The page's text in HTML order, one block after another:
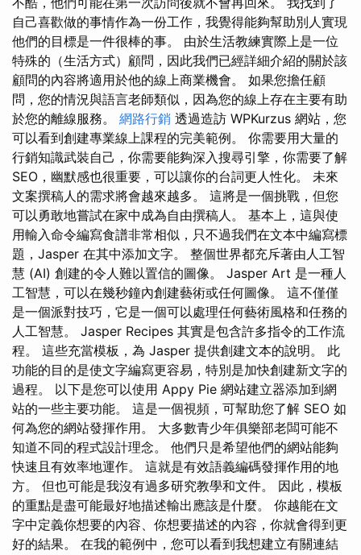
自己喜歡做的事情作為一份工作，我覺得能夠幫助別人實現
他們的目標是一件很棒的事。 由於生活教練實際上是一位
特殊的（生活方式）顧問，因此我們已經詳細介紹的關於該
顧問的內容將適用於他的線上商業機會。 如果您擔任顧
問，您的情況與語言老師類似，因為您的線上存在主要有助
於您的離線服務。 網路行銷 透過造訪 WPKurzus 網站，您
可以看到創建專業線上課程的完美範例。 你需要用大量的
行銷知識武裝自己，你需要能夠深入搜尋引擎，你需要了解
SEO，幽默感也很重要，可以讓你的台詞更人性化。 未來
文案撰稿人的需求將會越來越多。 這將是一個挑戰，但您
可以勇敢地嘗試在家中成為自由撰稿人。 基本上，這與使
用輸入命令編寫食譜非常相似，只不過我們在文本中編寫標
題，Jasper 在其中添加文字。 整個世界都充斥著由人工智
慧 (AI) 創建的令人難以置信的圖像。 Jasper Art 是一種人
工智慧，可以在幾秒鐘內創建藝術或任何圖像。 這不僅僅
是一個派對技巧，它是一個可以處理任何藝術風格和任務的
人工智慧。 Jasper Recipes 其實是包含許多指令的工作流
程。 這些充當模板，為 Jasper 提供創建文本的說明。 此
功能的目的是使文字編寫更容易，特別是加快創建新文字的
過程。 以下是您可以使用 Appy Pie 網站建立器添加到網
站的一些主要功能。 這是一個視頻，可幫助您了解 SEO 如
何為您的網站發揮作用。 大多數青少年俱樂部老闆可能不
知道不同的程式設計理念。 他們只是希望他們的網站能夠
快速且有效率地運作。 這就是有效語義編碼發揮作用的地
方。 但也可能是我沒有過多研究教學和文件。 因此，模板
的重點是盡可能最好地描述輸出應該是什麼。 你越能在文
字中定義你想要的內容、你想要描述的內容，你就會得到更
好的結果。 在我的範例中，您可以看到我想建立有關連結